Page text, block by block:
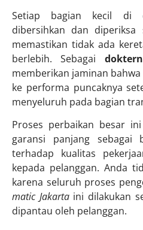
Setiap bagian kecil di
dibersihkan dan
memastikan tidak ada
berlebih. Sebagai
memberikan jaminan
ke performa puncaknya
menyeluruh pada bagian
Proses perbaikan besar
garansi panjang sebagai
terhadap kualitas
kepada pelanggan. Anda
karena seluruh proses
matic Jakartaini dilakukan
dipantau oleh pelanggan.